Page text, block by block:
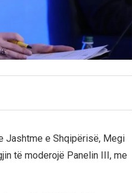
Jashtme e Shqipërisë, Megi
të moderojë Panelin III, me